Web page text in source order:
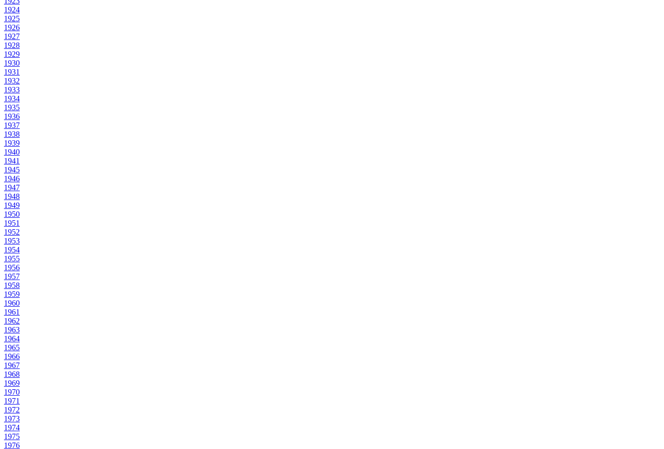
1924
1925
1926
1927
1928
1929
1930
1931
1932
1933
1934
1935
1936
1937
1938
1939
1940
1941
1945
1946
1947
1948
1949
1950
1951
1952
1953
1954
1955
1956
1957
1958
1959
1960
1961
1962
1963
1964
1965
1966
1967
1968
1969
1970
1971
1972
1973
1974
1975
1976